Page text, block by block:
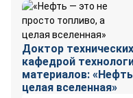
Доктор
кафедрой
материалов:
целая вселенная»